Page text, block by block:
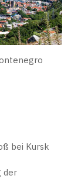
bei Kursk
der